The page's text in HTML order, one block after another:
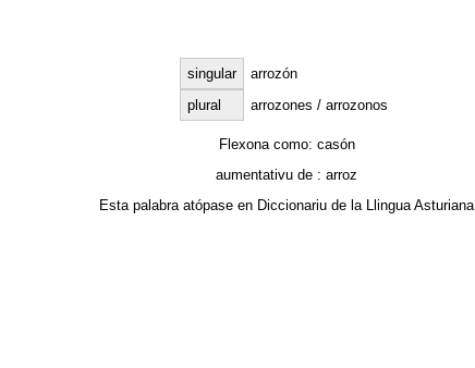
singular
arrozón
plural
arrozones / arrozonos
Flexona como: casón
aumentativu de : arroz
Esta palabra atópase en Diccionariu de la Llingua Asturiana